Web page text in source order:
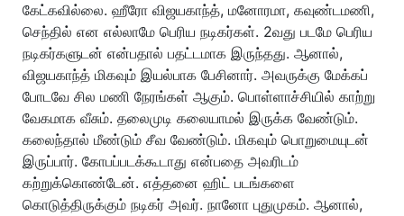
கேட்கவில்லை. ஹீரோ விஜயகாந்த், மனோரமா, கவுண்டமணி,
செந்தில் என எல்லாமே பெரிய நடிகர்கள். 2வது படமே பெரிய
நடிகர்களுடன் என்பதால் பதட்டமாக இருந்தது. ஆனால்,
விஜயகாந்த் மிகவும் இயல்பாக பேசினார். அவருக்கு மேக்கப்
போடவே சில மணி நேரங்கள் ஆகும். பொள்ளாச்சியில் காற்று
வேகமாக வீசும். தலைமுடி கலையாமல் இருக்க வேண்டும்.
கலைந்தால் மீண்டும் சீவ வேண்டும். மிகவும் பொறுமையுடன்
இருப்பார். கோபப்படக்கூடாது என்பதை அவரிடம்
கற்றுக்கொண்டேன். எத்தனை ஹிட் படங்களை
கொடுத்திருக்கும் நடிகர் அவர். நானோ புதுமுகம். ஆனால்,